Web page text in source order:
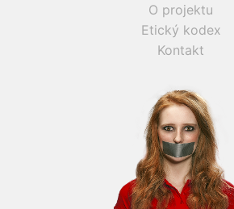
O projektu
Etický kodex
Kontakt